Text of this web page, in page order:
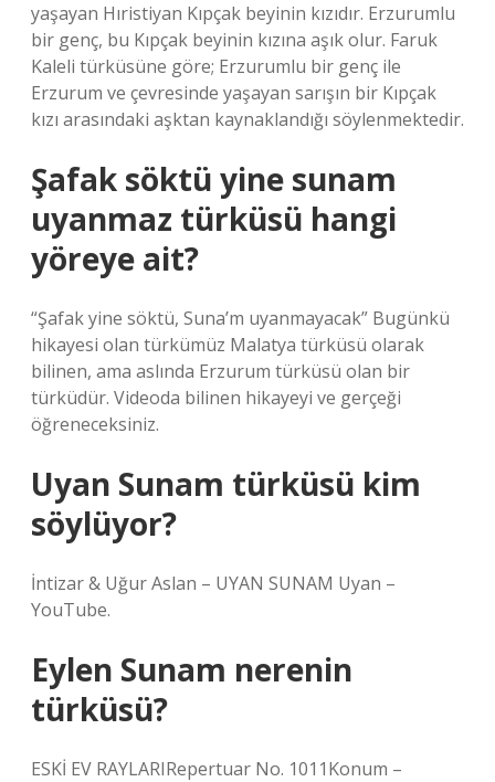
yaşayan Hıristiyan Kıpçak beyinin kızıdır. Erzurumlu
bir genç, bu Kıpçak beyinin kızına aşık olur. Faruk
Kaleli türküsüne göre; Erzurumlu bir genç ile
Erzurum ve çevresinde yaşayan sarışın bir Kıpçak
kızı arasındaki aşktan kaynaklandığı söylenmektedir.
Şafak söktü yine sunam
uyanmaz türküsü hangi
yöreye ait?
“Şafak yine söktü, Suna’m uyanmayacak” Bugünkü
hikayesi olan türkümüz Malatya türküsü olarak
bilinen, ama aslında Erzurum türküsü olan bir
türküdür. Videoda bilinen hikayeyi ve gerçeği
öğreneceksiniz.
Uyan Sunam türküsü kim
söylüyor?
İntizar & Uğur Aslan – UYAN SUNAM Uyan –
YouTube.
Eylen Sunam nerenin
türküsü?
ESKİ EV RAYLARIRepertuar No. 1011Konum –